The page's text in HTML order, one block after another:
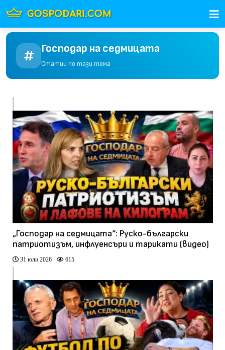
Господар на седмицата
Статии по тази тема
„Господар на седмицата“: Руско-български
патриотизъм, инфлуенсъри и тарикати (видео)
31 юли 2026 615